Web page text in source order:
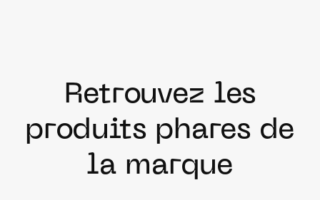
Retrouvez les
produits phares de
la marque